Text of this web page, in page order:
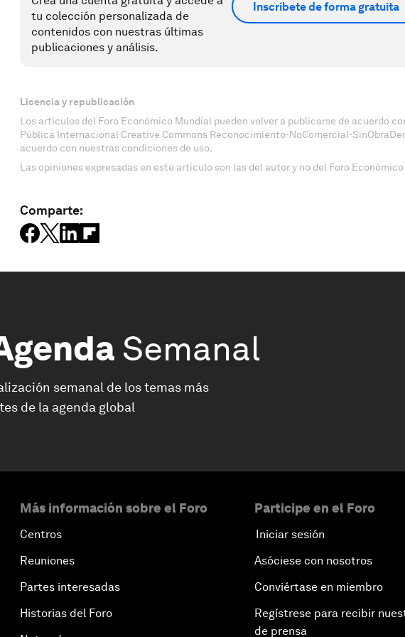
tu colección personalizada de
contenidos con nuestras últimas
publicaciones y análisis.
Inscríbete de forma gratuita
Licencia y republicación
Los artículos del Foro Económico Mundial pueden volver a publicarse de acuerdo
Pública Internacional Creative Commons Reconocimiento-NoComercial-
acuerdo con nuestras condiciones de uso.
Las opiniones expresadas en este artículo son las del autor y no del Foro
Comparte:
Semanal
semanal de los temas más
de la agenda global
Más información sobre el Foro
Centros
Reuniones
Partes interesadas
Historias del Foro
Participe en el Foro
Iniciar sesión
Asóciese con nosotros
Conviértase en miembro
Regístrese para recibir
de prensa